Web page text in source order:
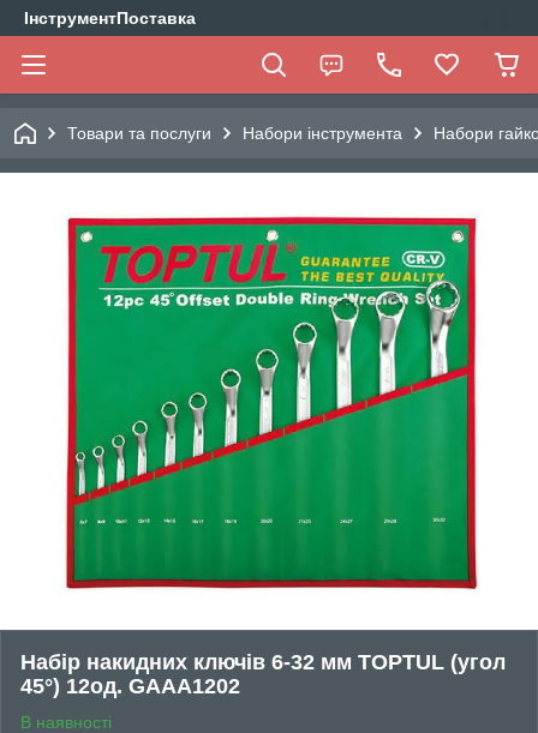
ІнструментПоставка
Товари та послуги Набори інструмента Набори
Набір накидних ключів 6-32 мм TOPTUL (угол
45°) 12од. GAAA1202
В наявності